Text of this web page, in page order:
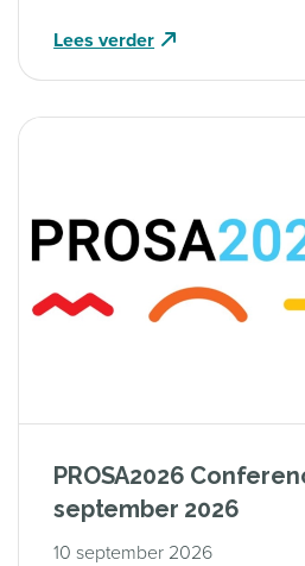
Lees verder
PROSA2026
september 2026
10 september 2026